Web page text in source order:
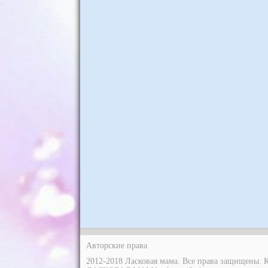
Авторские права
2012-2018 Ласковая мама. Все права защищены.